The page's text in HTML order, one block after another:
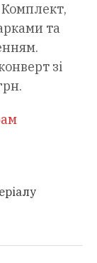
та
зі